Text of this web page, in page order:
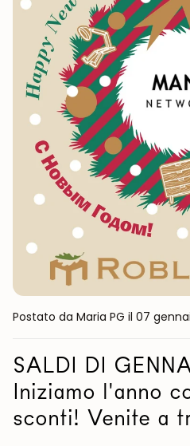
Armadietti
Appendiabiti
Postato da Maria PG il 07
SALDI DI
Iniziamo l'anno
sconti! Venite a